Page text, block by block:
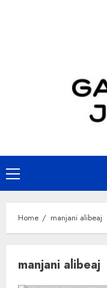
Primary
Menu
Home manjani alibeaj
manjani alibeaj